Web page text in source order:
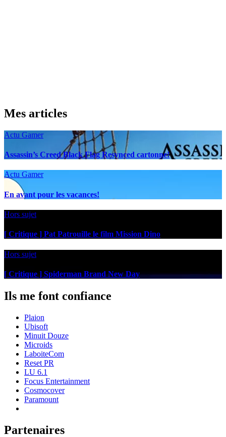
Mes articles
Actu Gamer
Assassin’s Creed Black Flag Resynced cartonne!
Actu Gamer
En avant pour les vacances!
Hors sujet
[ Critique ] Pat Patrouille le film Mission Dino
Hors sujet
[ Critique ] Spiderman Brand New Day
Ils me font confiance
Plaion
Ubisoft
Minuit Douze
Microids
LaboiteCom
Reset PR
LU 6.1
Focus Entertainment
Cosmocover
Paramount
Partenaires